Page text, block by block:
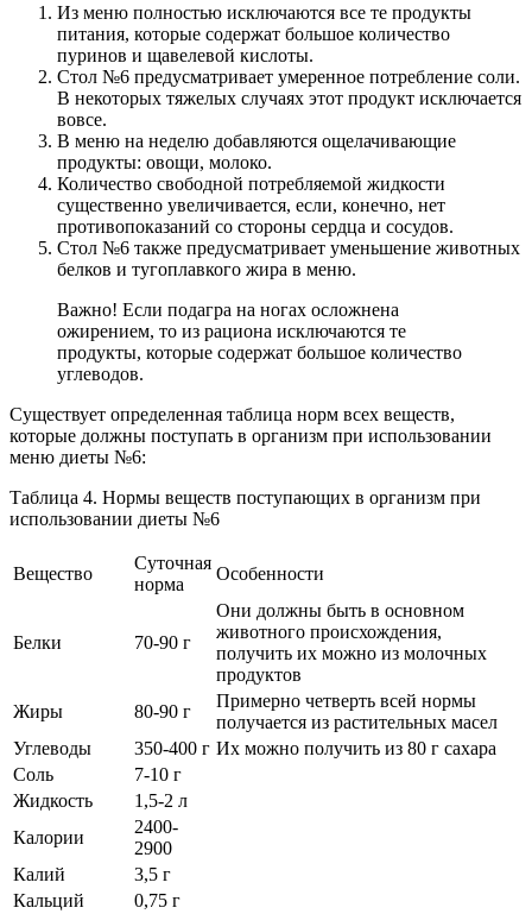
Из меню полностью исключаются все те продукты
питания, которые содержат большое количество
пуринов и щавелевой кислоты.
Стол №6 предусматривает умеренное потребление соли.
В некоторых тяжелых случаях этот продукт исключается
вовсе.
В меню на неделю добавляются ощелачивающие
продукты: овощи, молоко.
Количество свободной потребляемой жидкости
существенно увеличивается, если, конечно, нет
противопоказаний со стороны сердца и сосудов.
Стол №6 также предусматривает уменьшение животных
белков и тугоплавкого жира в меню.
Важно! Если подагра на ногах осложнена
ожирением, то из рациона исключаются те
продукты, которые содержат большое количество
углеводов.
Существует определенная таблица норм всех веществ,
которые должны поступать в организм при использовании
меню диеты №6:
Таблица 4. Нормы веществ поступающих в организм при
использовании диеты №6
Вещество
Суточная
норма
Особенности
Белки 70-90 г
Они должны быть в основном
животного происхождения,
получить их можно из молочных
продуктов
Жиры
80-90 г
Примерно четверть всей нормы
получается из растительных масел
Углеводы
350-400 г Их можно получить из 80 г сахара
Соль
7-10 г
Жидкость
1,5-2 л
Калории
2400-
2900
Калий
3,5 г
Кальций
0,75 г